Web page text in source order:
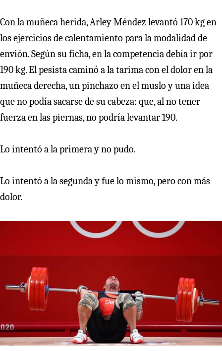
Con la muñeca herida, Arley Méndez levantó 170 kg en
los ejercicios de calentamiento para la modalidad de
envión. Según su ficha, en la competencia debía ir por
190 kg. El pesista caminó a la tarima con el dolor en la
muñeca derecha, un pinchazo en el muslo y una idea
que no podía sacarse de su cabeza: que, al no tener
fuerza en las piernas, no podría levantar 190.
Lo intentó a la primera y no pudo.
Lo intentó a la segunda y fue lo mismo, pero con más
dolor.